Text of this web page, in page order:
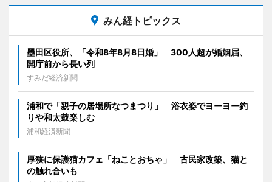
みん経トピックス
墨田区役所、「令和8年8月8日婚」 300人超が婚姻届、
開庁前から長い列
すみだ経済新聞
浦和で「親子の居場所なつまつり」 浴衣姿でヨーヨー釣
りや和太鼓楽しむ
浦和経済新聞
厚狭に保護猫カフェ「ねことおちゃ」 古民家改築、猫と
の触れ合いも